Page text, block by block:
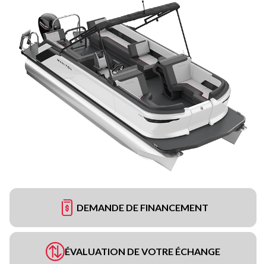
DEMANDE DE FINANCEMENT
ÉVALUATION DE VOTRE ÉCHANGE